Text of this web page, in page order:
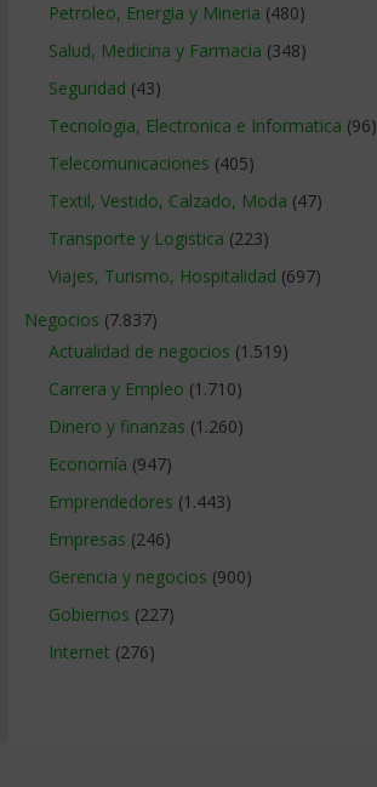
Petroleo, Energia y Mineria (480)
Salud, Medicina y Farmacia (348)
Seguridad (43)
Tecnologia, Electronica e Informatica (96)
Telecomunicaciones (405)
Textil, Vestido, Calzado, Moda (47)
Transporte y Logistica (223)
Viajes, Turismo, Hospitalidad (697)
Negocios (7.837)
Actualidad de negocios (1.519)
Carrera y Empleo (1.710)
Dinero y finanzas (1.260)
Economía (947)
Emprendedores (1.443)
Empresas (246)
Gerencia y negocios (900)
Gobiernos (227)
Internet (276)